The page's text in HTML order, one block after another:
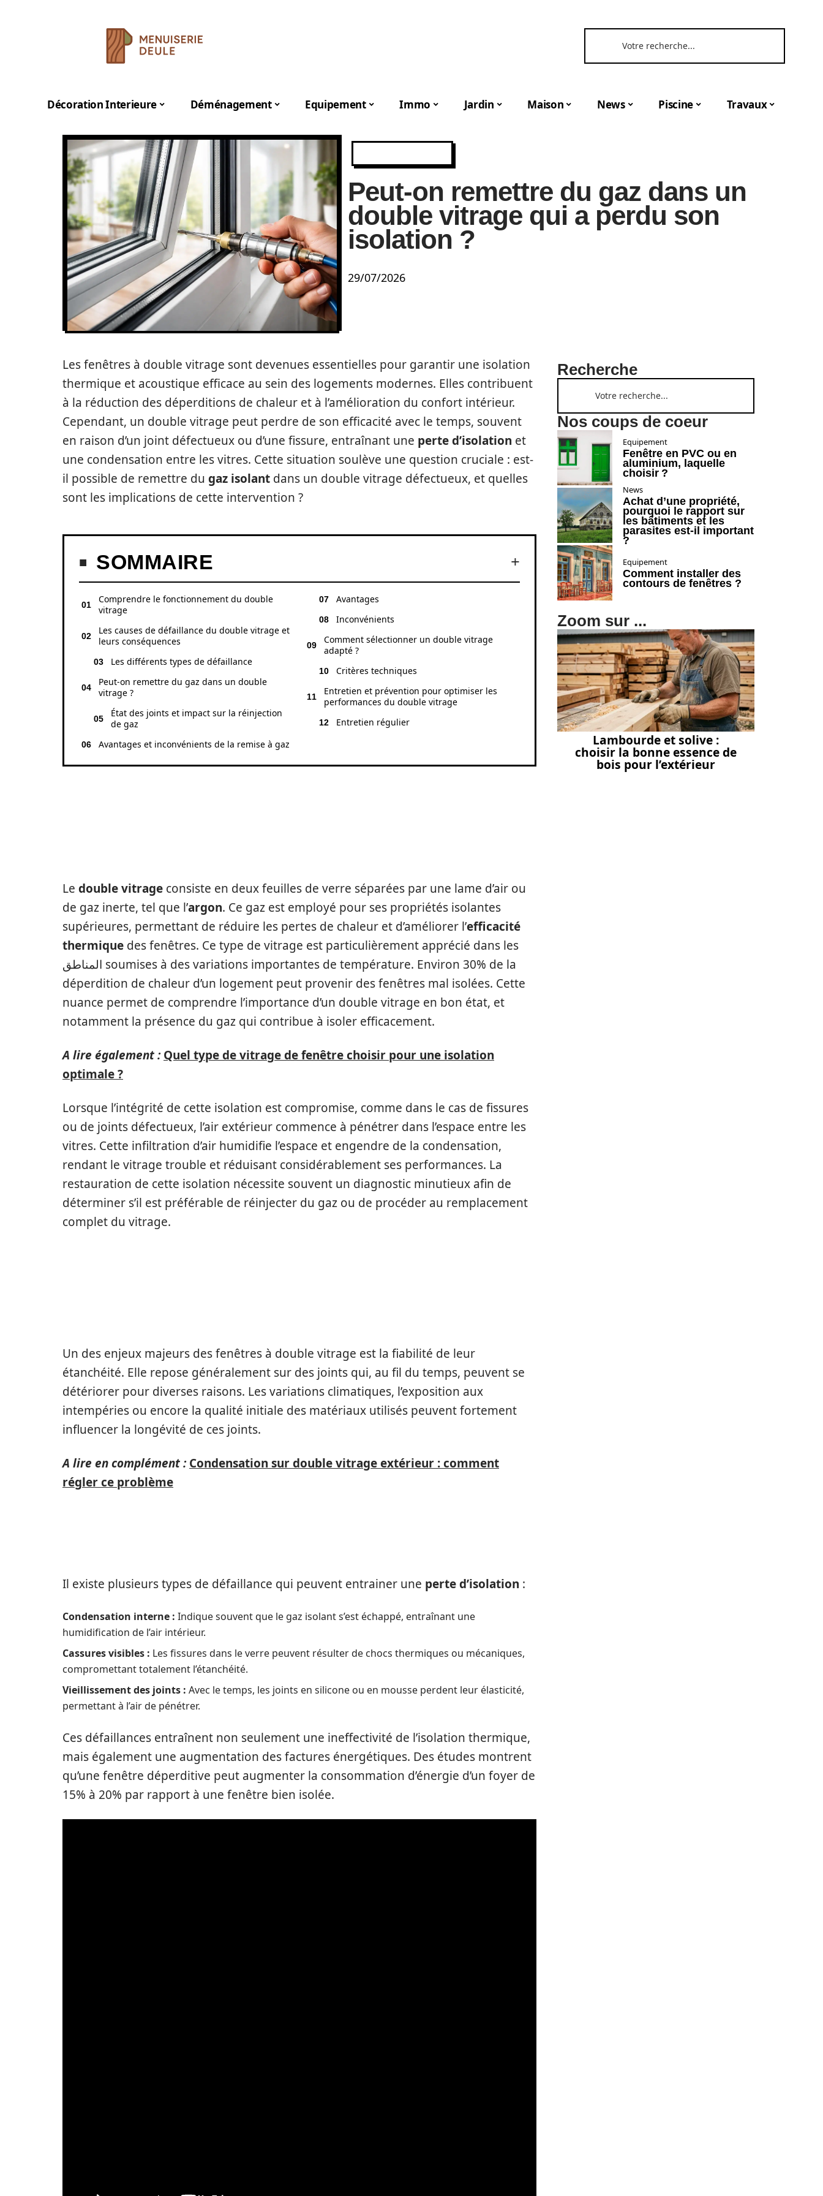
Décoration Interieure Déménagement Equipement Immo Jardin Maison News Piscine Travaux
Peut-on remettre du gaz dans un
double vitrage qui a perdu son
isolation ?
29/07/2026
Les fenêtres à double vitrage sont devenues essentielles pour garantir une isolation
thermique et acoustique efficace au sein des logements modernes. Elles contribuent
à la réduction des déperditions de chaleur et à l’amélioration du confort intérieur.
Cependant, un double vitrage peut perdre de son efficacité avec le temps, souvent
en raison d’un joint défectueux ou d’une fissure, entraînant une perte d’isolation et
une condensation entre les vitres. Cette situation soulève une question cruciale : est-
il possible de remettre du gaz isolant dans un double vitrage défectueux, et quelles
sont les implications de cette intervention ?
SOMMAIRE
Comprendre le fonctionnement du double
vitrage
Les causes de défaillance du double vitrage et
leurs conséquences
Les différents types de défaillance
Peut-on remettre du gaz dans un double
vitrage ?
État des joints et impact sur la réinjection
de gaz
Avantages et inconvénients de la remise à gaz
Avantages
Inconvénients
Comment sélectionner un double vitrage
adapté ?
Critères techniques
Entretien et prévention pour optimiser les
performances du double vitrage
Entretien régulier
Le double vitrage consiste en deux feuilles de verre séparées par une lame d’air ou
de gaz inerte, tel que l’argon. Ce gaz est employé pour ses propriétés isolantes
supérieures, permettant de réduire les pertes de chaleur et d’améliorer l’efficacité
thermique des fenêtres. Ce type de vitrage est particulièrement apprécié dans les
المناطق soumises à des variations importantes de température. Environ 30% de la
déperdition de chaleur d’un logement peut provenir des fenêtres mal isolées. Cette
nuance permet de comprendre l’importance d’un double vitrage en bon état, et
notamment la présence du gaz qui contribue à isoler efficacement.
A lire également : Quel type de vitrage de fenêtre choisir pour une isolation
optimale ?
Lorsque l’intégrité de cette isolation est compromise, comme dans le cas de fissures
ou de joints défectueux, l’air extérieur commence à pénétrer dans l’espace entre les
vitres. Cette infiltration d’air humidifie l’espace et engendre de la condensation,
rendant le vitrage trouble et réduisant considérablement ses performances. La
restauration de cette isolation nécessite souvent un diagnostic minutieux afin de
déterminer s’il est préférable de réinjecter du gaz ou de procéder au remplacement
complet du vitrage.
Un des enjeux majeurs des fenêtres à double vitrage est la fiabilité de leur
étanchéité. Elle repose généralement sur des joints qui, au fil du temps, peuvent se
détériorer pour diverses raisons. Les variations climatiques, l’exposition aux
intempéries ou encore la qualité initiale des matériaux utilisés peuvent fortement
influencer la longévité de ces joints.
A lire en complément : Condensation sur double vitrage extérieur : comment
régler ce problème
Il existe plusieurs types de défaillance qui peuvent entrainer une perte d’isolation :
Condensation interne : Indique souvent que le gaz isolant s’est échappé, entraînant une
humidification de l’air intérieur.
Cassures visibles : Les fissures dans le verre peuvent résulter de chocs thermiques ou mécaniques,
compromettant totalement l’étanchéité.
Vieillissement des joints : Avec le temps, les joints en silicone ou en mousse perdent leur élasticité,
permettant à l’air de pénétrer.
Ces défaillances entraînent non seulement une ineffectivité de l’isolation thermique,
mais également une augmentation des factures énergétiques. Des études montrent
qu’une fenêtre déperditive peut augmenter la consommation d’énergie d’un foyer de
15% à 20% par rapport à une fenêtre bien isolée.
Recherche
Nos coups de coeur
Equipement
Fenêtre en PVC ou en
aluminium, laquelle
choisir ?
News
Achat d’une propriété,
pourquoi le rapport sur
les bâtiments et les
parasites est-il important
?
Equipement
Comment installer des
contours de fenêtres ?
Zoom sur ...
Lambourde et solive :
choisir la bonne essence de
bois pour l’extérieur